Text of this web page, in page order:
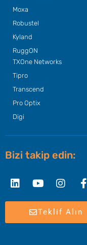
Moxa
Robustel
Kyland
RuggON
TXOne Networks
Tipro
Transcend
Pro Optix
Digi
Bizi takip edin:
f
Teklif Alın